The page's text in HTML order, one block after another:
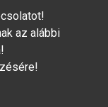
az alábbi